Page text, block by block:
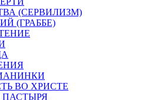
(СЕРВИЛИЗМ)
(ГРАББЕ)
ВО ХРИСТЕ
ПАСТЫРЯ